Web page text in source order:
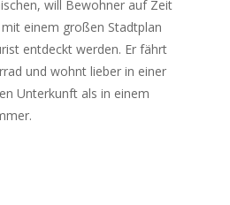
will Bewohner auf Zeit
einem großen Stadtplan
entdeckt werden. Er fährt
und wohnt lieber in einer
Unterkunft als in einem